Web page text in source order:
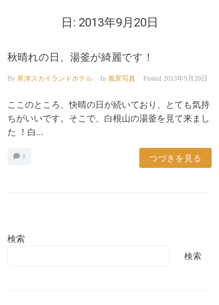
日: 2013年9月20日
秋晴れの日、湯釜が綺麗です！
By 草津スカイランドホテル In 風景写真 Posted 2013年9月20日
ここのところ、快晴の日が続いており、とても気持
ちがいいです。そこで、白根山の湯釜を見て来まし
た ！白...
0 つづきを見る
検索
検索